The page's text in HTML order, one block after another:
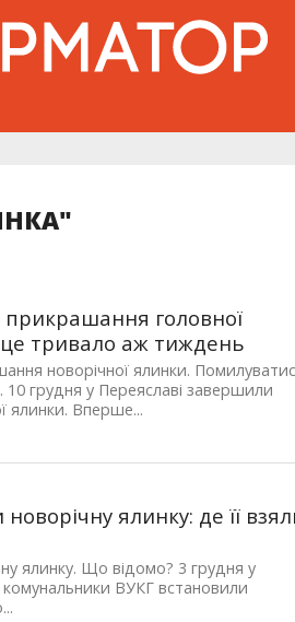
головної
це тривало аж тиждень
новорічної ялинки.
грудня у Переяславі завершили
ялинки. Вперше...
ялинку: де її
ялинку. Що відомо? 3 грудня у
комунальники ВУКГ встановили